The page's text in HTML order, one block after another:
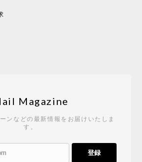
Magazine
ンなどの最新情報をお届けいたしま
す。
登録